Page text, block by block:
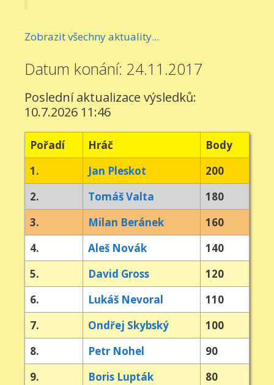
Zobrazit všechny aktuality...
Datum konání: 24.11.2017
Poslední aktualizace výsledků:
10.7.2026 11:46
Pořadí Hráč
Body
1.
Jan Pleskot
200
2.
Tomáš Valta
180
3.
Milan Beránek
160
4.
Aleš Novák
140
5.
David Gross
120
6.
Lukáš Nevoral
110
7.
Ondřej Skybský
100
8.
Petr Nohel
90
9.
Boris Lupták
80